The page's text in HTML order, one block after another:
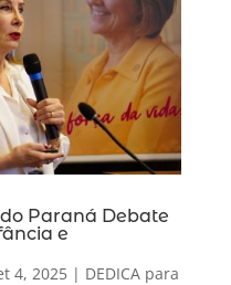
Paraná Debate
e
4, 2025| DEDICA para